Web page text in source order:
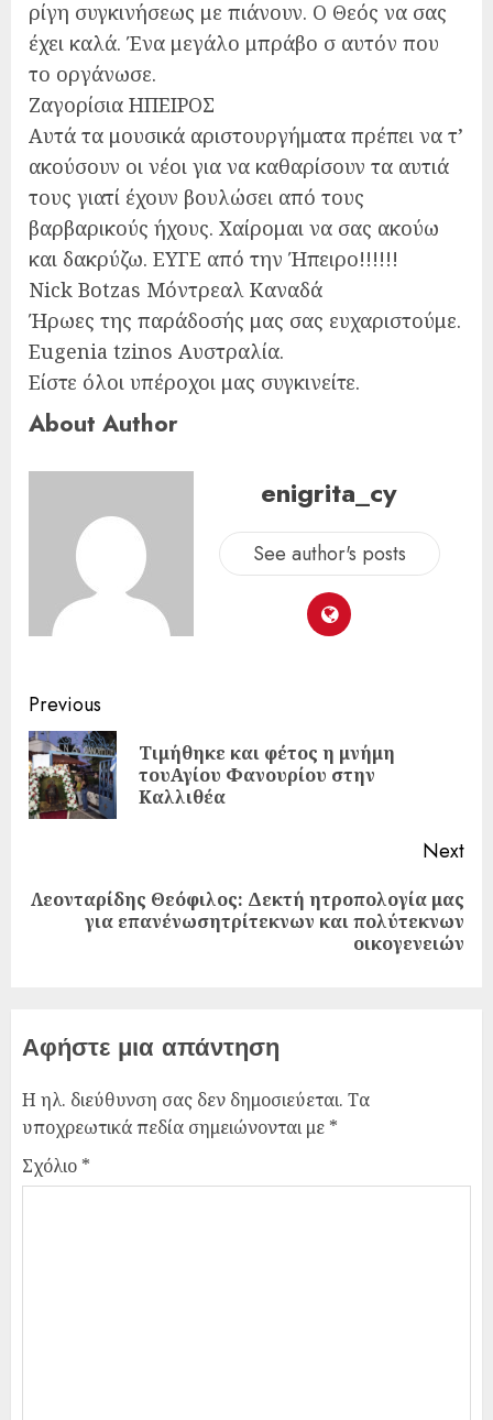
ρίγη συγκινήσεως με πιάνουν. Ο Θεός να σας
έχει καλά. Ένα μεγάλο μπράβο σ αυτόν που
το οργάνωσε.
Ζαγορίσια ΗΠΕΙΡΟΣ
Αυτά τα μουσικά αριστουργήματα πρέπει να τ’
ακούσουν οι νέοι για να καθαρίσουν τα αυτιά
τους γιατί έχουν βουλώσει από τους
βαρβαρικούς ήχους. Χαίρομαι να σας ακούω
και δακρύζω. ΕΥΓΕ από την Ήπειρο!!!!!!
Nick Botzas Μόντρεαλ Καναδά
Ήρωες της παράδοσής μας σας ευχαριστούμε.
Eugenia tzinos Aυστραλία.
Είστε όλοι υπέροχοι μας συγκινείτε.
About Author
enigrita_cy
See author's posts
Previous
Τιμήθηκε και φέτος η μνήμη
τουΑγίου Φανουρίου στην
Καλλιθέα
Next
Λεονταρίδης Θεόφιλος: Δεκτή ητροπολογία μας
για επανένωσητρίτεκνων και πολύτεκνων
οικογενειών
Αφήστε μια απάντηση
Η ηλ. διεύθυνση σας δεν δημοσιεύεται. Τα
υποχρεωτικά πεδία σημειώνονται με *
Σχόλιο *